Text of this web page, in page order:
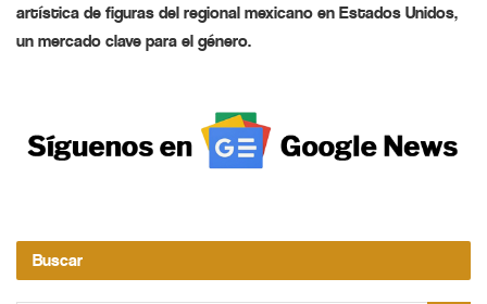
artística de figuras del regional mexicano en Estados Unidos,
un mercado clave para el género.
Buscar